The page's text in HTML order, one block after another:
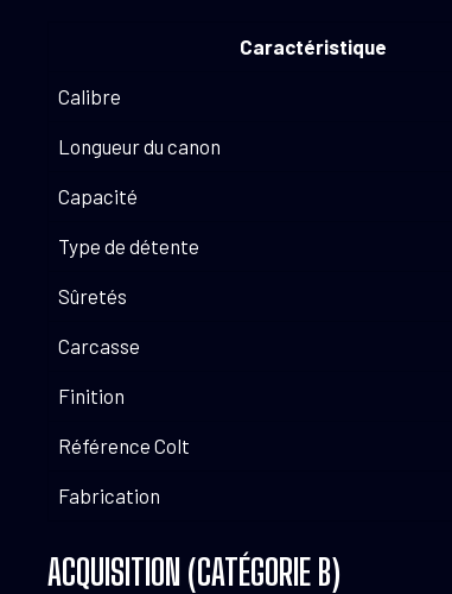
Caractéristique
Calibre
Longueur du canon
Capacité
Type de détente
Sûretés
Carcasse
Finition
Référence Colt
Fabrication
ACQUISITION (CATÉGORIE B)